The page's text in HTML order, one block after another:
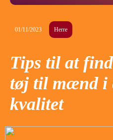
01/11/2023 Herre
Tips til at
tøj til mænd i
kvalitet